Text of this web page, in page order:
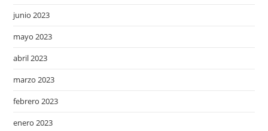
junio 2023
mayo 2023
abril 2023
marzo 2023
febrero 2023
enero 2023